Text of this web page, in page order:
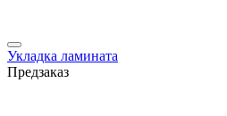
Укладка ламината
Предзаказ